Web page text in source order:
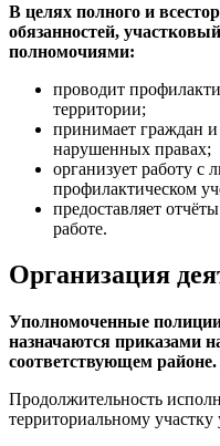
В целях полного и
обязанностей,
полномочиями:
проводит
территории;
принимает граждан
нарушенных правах;
организует работу с
профилактическом
предоставляет
работе.
Организация
Уполномоченные
назначаются приказами
соответствующем районе.
Продолжительность
территориальному участку